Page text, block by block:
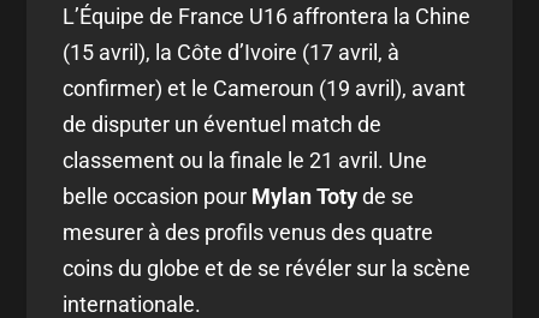
L’Équipe de France U16 affrontera la Chine
(15 avril), la Côte d’Ivoire (17 avril, à
confirmer) et le Cameroun (19 avril), avant
de disputer un éventuel match de
classement ou la finale le 21 avril. Une
belle occasion pour Mylan Totyde se
mesurer à des profils venus des quatre
coins du globe et de se révéler sur la scène
internationale.